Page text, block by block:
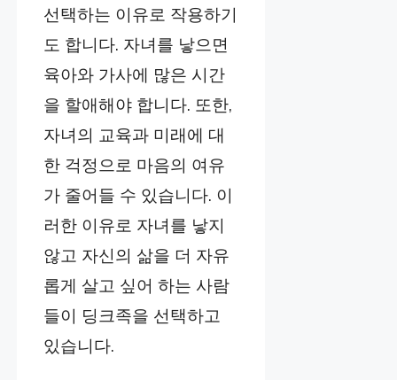
선택하는 이유로 작용하기
도 합니다. 자녀를 낳으면
육아와 가사에 많은 시간
을 할애해야 합니다. 또한,
자녀의 교육과 미래에 대
한 걱정으로 마음의 여유
가 줄어들 수 있습니다. 이
러한 이유로 자녀를 낳지
않고 자신의 삶을 더 자유
롭게 살고 싶어 하는 사람
들이 딩크족을 선택하고
있습니다.